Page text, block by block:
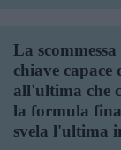
La
chiave
all'ultima che
la formula
svela l'ultima